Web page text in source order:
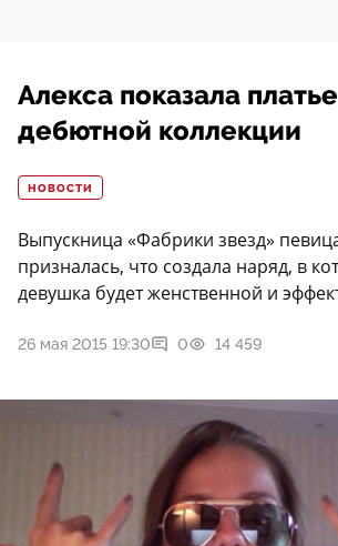
Алекса показала
дебютной коллекции
НОВОСТИ
Выпускница «Фабрики звезд»
призналась, что создала наряд, в
девушка будет женственной и
26 мая 2015 19:30 0 14 459